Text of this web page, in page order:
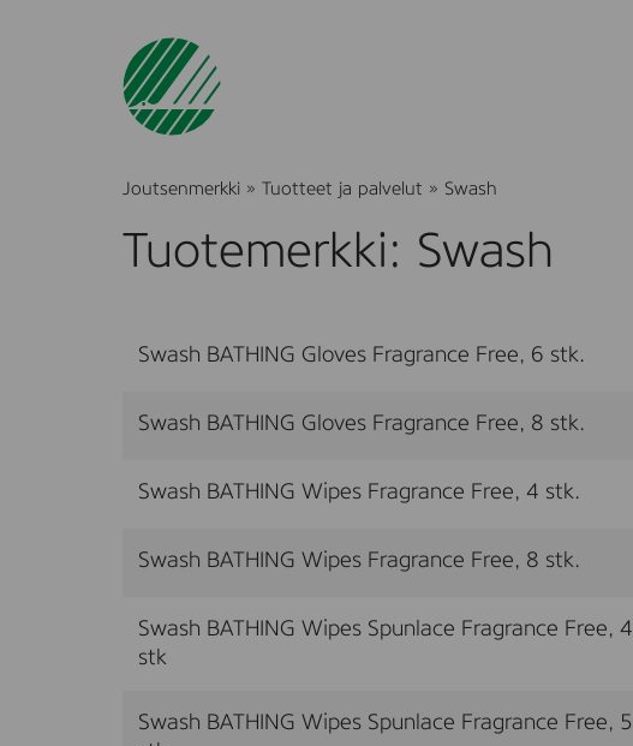
Joutsenmerkki » Tuotteet ja palvelut » Swash
Tuotemerkki: Swash
Swash BATHING Gloves Fragrance Free, 6 stk.
Swash BATHING Gloves Fragrance Free, 8 stk.
Swash BATHING Wipes Fragrance Free, 4 stk.
Swash BATHING Wipes Fragrance Free, 8 stk.
Swash BATHING Wipes Spunlace Fragrance Free, 4
stk
Swash BATHING Wipes Spunlace Fragrance Free, 5